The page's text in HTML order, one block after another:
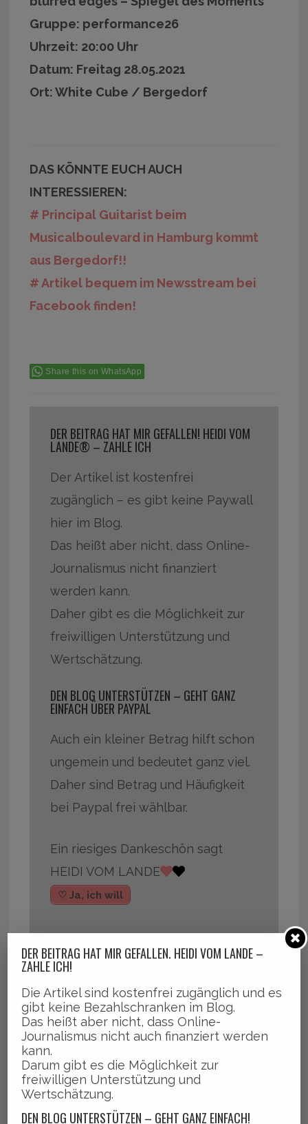
Gruppe: performance26
Uhrzeit: 20:00 Uhr
Datum: Freitag 28.05.2021
Ort: White Cube / Bergedorf
DAS KÖNNTE EUCH AUCH
INTERESSIEREN:
# Principal Guitarist beim
Musicalboulevard in Hamburg kommt
aus Bergedorf!!
# Artikel bequem im Newsstream bei
Facebook finden!
Share this on WhatsApp
DER BEITRAG HAT MIR GEFALLEN! HEIDI VOM
LANDE® – ZAHLE ICH
Der Artikel ist kostenfrei
zugänglich – es gibt keine Paywall
hier im Blog.
Das heißt aber nicht, dass Online-
Journalismus nicht finanziert
werden kann.
Daher gibt es die Möglichkeit zur
freiwilligen Unterstützung und
Wertschätzung.
DEN BLOG UNTERSTÜTZEN – GEHT GANZ
EINFACH ÜBER PAYPAL
Auch ein kleiner Betrag hilft schon
ungemein und bedeutet ganz viel.
Daher sind Betrag und Häufigkeit
bei Paypal frei wählbar.
Ein riesiges Dankeschön sagt
HEIDI VOM LANDE
♡ Ja, ich will
Bands,Bergedorf,Club,Musik ,Programm,Veranstaltu
ngen ,White Cube
DER BEITRAG HAT MIR GEFALLEN. HEIDI VOM LANDE –
ZAHLE ICH!
Die Artikel sind kostenfrei zugänglich und es
gibt keine Bezahlschranken im Blog.
Das heißt aber nicht, dass Online-
Journalismus nicht auch finanziert werden
kann.
Darum gibt es die Möglichkeit zur
freiwilligen Unterstützung und
Wertschätzung.
DEN BLOG UNTERSTÜTZEN – GEHT GANZ EINFACH!